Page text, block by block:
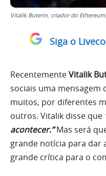
Vitalik Buterin, criador do Ethereum.
Siga o
RecentementeVitalik
sociais uma mensagem
muitos, por diferentes
outros. Vitalik disse que
acontecer.”Mas será
grande notícia para dar
grande crítica para o